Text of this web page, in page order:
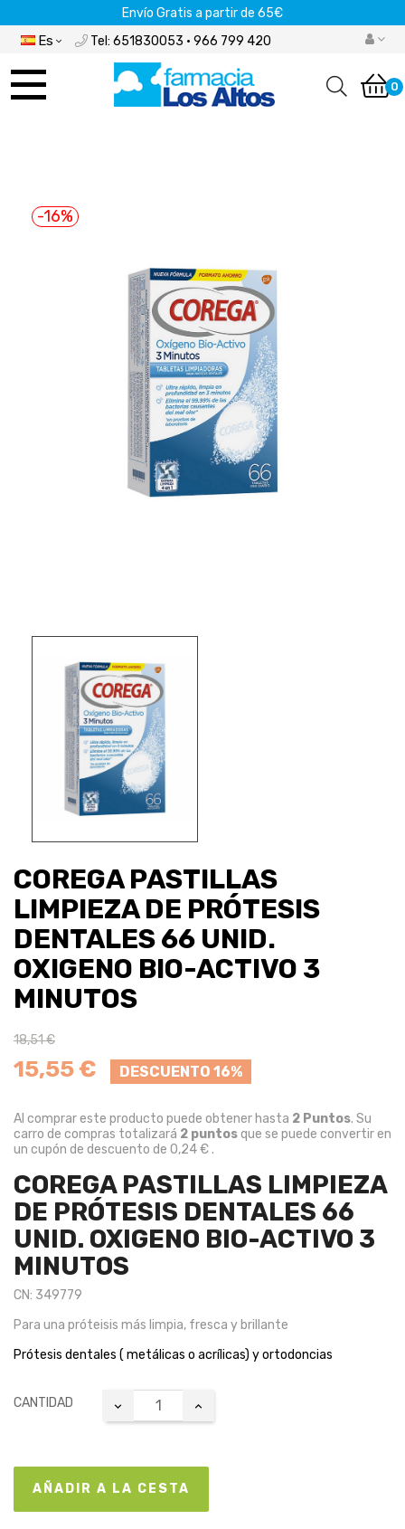
Envío Gratis a partir de 65€
Es Tel: 651830053 · 966 799 420
Navegación 0
-16%
COREGA PASTILLAS
LIMPIEZA DE PRÓTESIS
DENTALES 66 UNID.
OXIGENO BIO-ACTIVO 3
MINUTOS
18,51 €
15,55 € DESCUENTO 16%
Al comprar este producto puede obtener hasta 2 Puntos. Su
carro de compras totalizará 2 puntosque se puede convertir en
un cupón de descuento de 0,24 €.
COREGA PASTILLAS LIMPIEZA
DE PRÓTESIS DENTALES 66
UNID. OXIGENO BIO-ACTIVO 3
MINUTOS
CN: 349779
Para una próteisis más limpia, fresca y brillante
Prótesis dentales ( metálicas o acrílicas) y ortodoncias
CANTIDAD
AÑADIR A LA CESTA